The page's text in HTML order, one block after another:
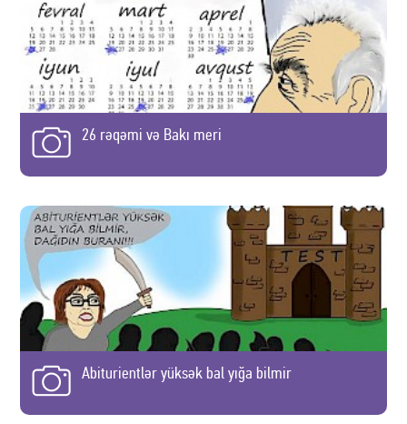
26 rəqəmi və Bakı meri
Abiturientlər yüksək bal yığa bilmir